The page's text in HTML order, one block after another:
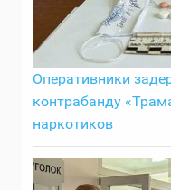
Оперативники
контрабанду
наркотиков